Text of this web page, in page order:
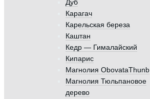
Дуб
Карагач
Карельская береза
Каштан
Кедр — Гималайский
Кипарис
Магнолия ObovataThunb
Магнолия Тюльпановое
дерево